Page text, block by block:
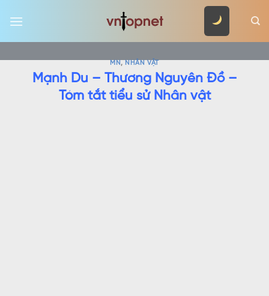
MN , NHÂN VẬT
Mạnh Du – Thương Nguyên Đồ –
Tóm tắt tiểu sử Nhân vật